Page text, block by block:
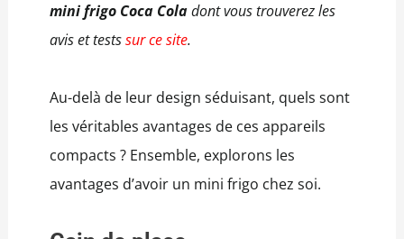
mini frigo Coca Coladont vous trouverez les
avis et testssur ce site.
Au-delà de leur design séduisant, quels sont
les véritables avantages de ces appareils
compacts ? Ensemble, explorons les
avantages d’avoir un mini frigo chez soi.